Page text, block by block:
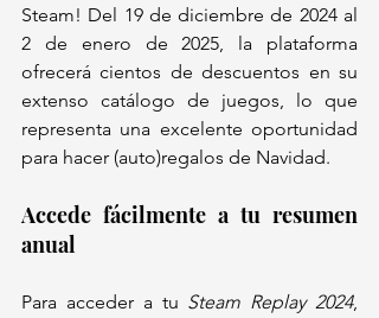
Steam! Del 19 de diciembre de 2024 al
2 de enero de 2025, la plataforma
ofrecerá cientos de descuentos en su
extenso catálogo de juegos, lo que
representa una excelente oportunidad
para hacer (auto)regalos de Navidad.
Accede fácilmente a tu resumen
anual
Para acceder a tu Steam Replay 2024,